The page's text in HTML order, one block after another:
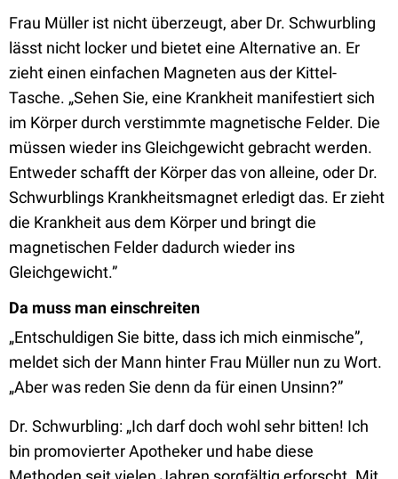
Frau Müller ist nicht überzeugt, aber Dr. Schwurbling
lässt nicht locker und bietet eine Alternative an. Er
zieht einen einfachen Magneten aus der Kittel-
Tasche. „Sehen Sie, eine Krankheit manifestiert sich
im Körper durch verstimmte magnetische Felder. Die
müssen wieder ins Gleichgewicht gebracht werden.
Entweder schafft der Körper das von alleine, oder Dr.
Schwurblings Krankheitsmagnet erledigt das. Er zieht
die Krankheit aus dem Körper und bringt die
magnetischen Felder dadurch wieder ins
Gleichgewicht.”
Da muss man einschreiten
„Entschuldigen Sie bitte, dass ich mich einmische”,
meldet sich der Mann hinter Frau Müller nun zu Wort.
„Aber was reden Sie denn da für einen Unsinn?”
Dr. Schwurbling: „Ich darf doch wohl sehr bitten! Ich
bin promovierter Apotheker und habe diese